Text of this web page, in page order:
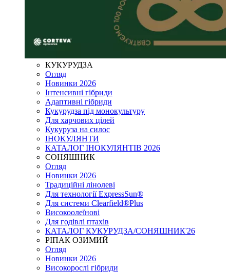
КУКУРУДЗА
Огляд
Новинки 2026
Інтенсивні гібриди
Адаптивні гібриди
Кукурудза під монокультуру
Для харчових цілей
Кукуруза на силос
ІНОКУЛЯНТИ
КАТАЛОГ ІНОКУЛЯНТІВ 2026
СОНЯШНИК
Огляд
Новинки 2026
Традиційні лінолеві
Для технології ExpressSun®
Для системи Clearfield®Plus
Високоолеїнові
Для годівлі птахів
КАТАЛОГ КУКУРУДЗА/СОНЯШНИК'26
РІПАК ОЗИМИЙ
Огляд
Новинки 2026
Високорослі гібриди